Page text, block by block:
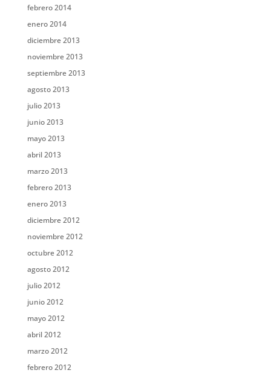
febrero 2014
enero 2014
diciembre 2013
noviembre 2013
septiembre 2013
agosto 2013
julio 2013
junio 2013
mayo 2013
abril 2013
marzo 2013
febrero 2013
enero 2013
diciembre 2012
noviembre 2012
octubre 2012
agosto 2012
julio 2012
junio 2012
mayo 2012
abril 2012
marzo 2012
febrero 2012